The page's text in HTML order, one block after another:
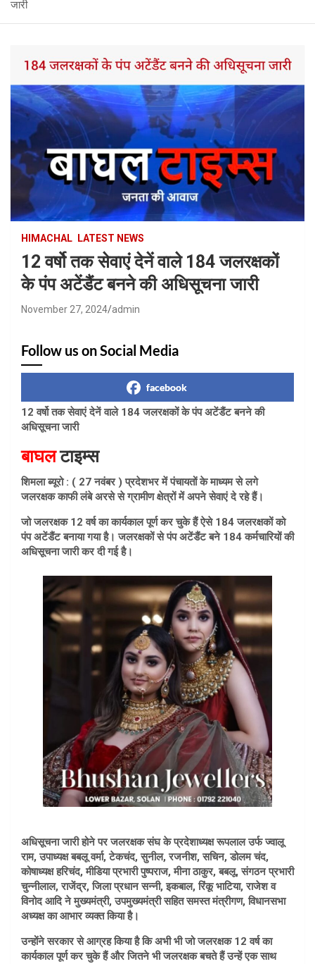
जारी
HIMACHAL LATEST NEWS
12 वर्षो तक सेवाएं देनें वाले 184 जलरक्षकों
के पंप अटेंडैंट बनने की अधिसूचना जारी
November 27, 2024 admin
Follow us on Social Media
facebook
12 वर्षो तक सेवाएं देनें वाले 184 जलरक्षकों के पंप अटेंडैंट बनने की
अधिसूचना जारी
बाघलटाइम्स
शिमला ब्यूरो : ( 27 नवंबर ) प्रदेशभर में पंचायतों के माध्यम से लगे
जलरक्षक काफी लंबे अरसे से ग्रामीण क्षेत्रों में अपने सेवाएं दे रहे हैं।
जो जलरक्षक 12 वर्ष का कार्यकाल पूर्ण कर चुके हैं ऐसे 184 जलरक्षकों को
पंप अटेंडैंट बनाया गया है। जलरक्षकों से पंप अटेंडैंट बने 184 कर्मचारियों की
अधिसूचना जारी कर दी गई है।
अधिसूचना जारी होने पर जलरक्षक संघ के प्रदेशाध्यक्ष रूपलाल उर्फ ज्वालू
राम, उपाध्यक्ष बबलू वर्मा, टेकचंद, सुनील, रजनीश, सचिन, डोलम चंद,
कोषाध्यक्ष हरिचंद, मीडिया प्रभारी पुष्पराज, मीना ठाकुर, बबलू, संगठन प्रभारी
चुन्नीलाल, राजेंद्र, जिला प्रधान सन्नी, इकबाल, रिंकू भाटिया, राजेश व
विनोद आदि ने मुख्यमंत्री, उपमुख्यमंत्री सहित समस्त मंत्रीगण, विधानसभा
अध्यक्ष का आभार व्यक्त किया है।
उन्होंने सरकार से आग्रह किया है कि अभी भी जो जलरक्षक 12 वर्ष का
कार्यकाल पूर्ण कर चुके हैं और जितने भी जलरक्षक बचते हैं उन्हें एक साथ